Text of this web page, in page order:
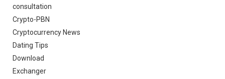
consultation
Crypto-PBN
Cryptocurrency News
Dating Tips
Download
Exchanger